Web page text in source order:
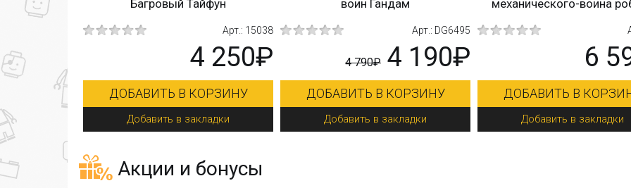
робот из фильма Робокоп
Арт.: JD022
1 190₽
ДОБАВИТЬ В КОРЗИНУ
Добавить в закладки
Торговой федерации
Арт.: 66001
2 350₽
ДОБАВИТЬ В КОРЗИНУ
Добавить в закладки
Оптимус Прайм
Арт.:
4
ДОБАВИТЬ В КОРЗИНУ
Добавить в закладки
Акции и бонусы